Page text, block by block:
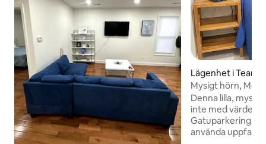
Lägenhet i
Mysigt hörn,
NJ flygplatser
Denna lilla,
inte med värden
Gatuparkering
använda uppfarten. Denna enhet